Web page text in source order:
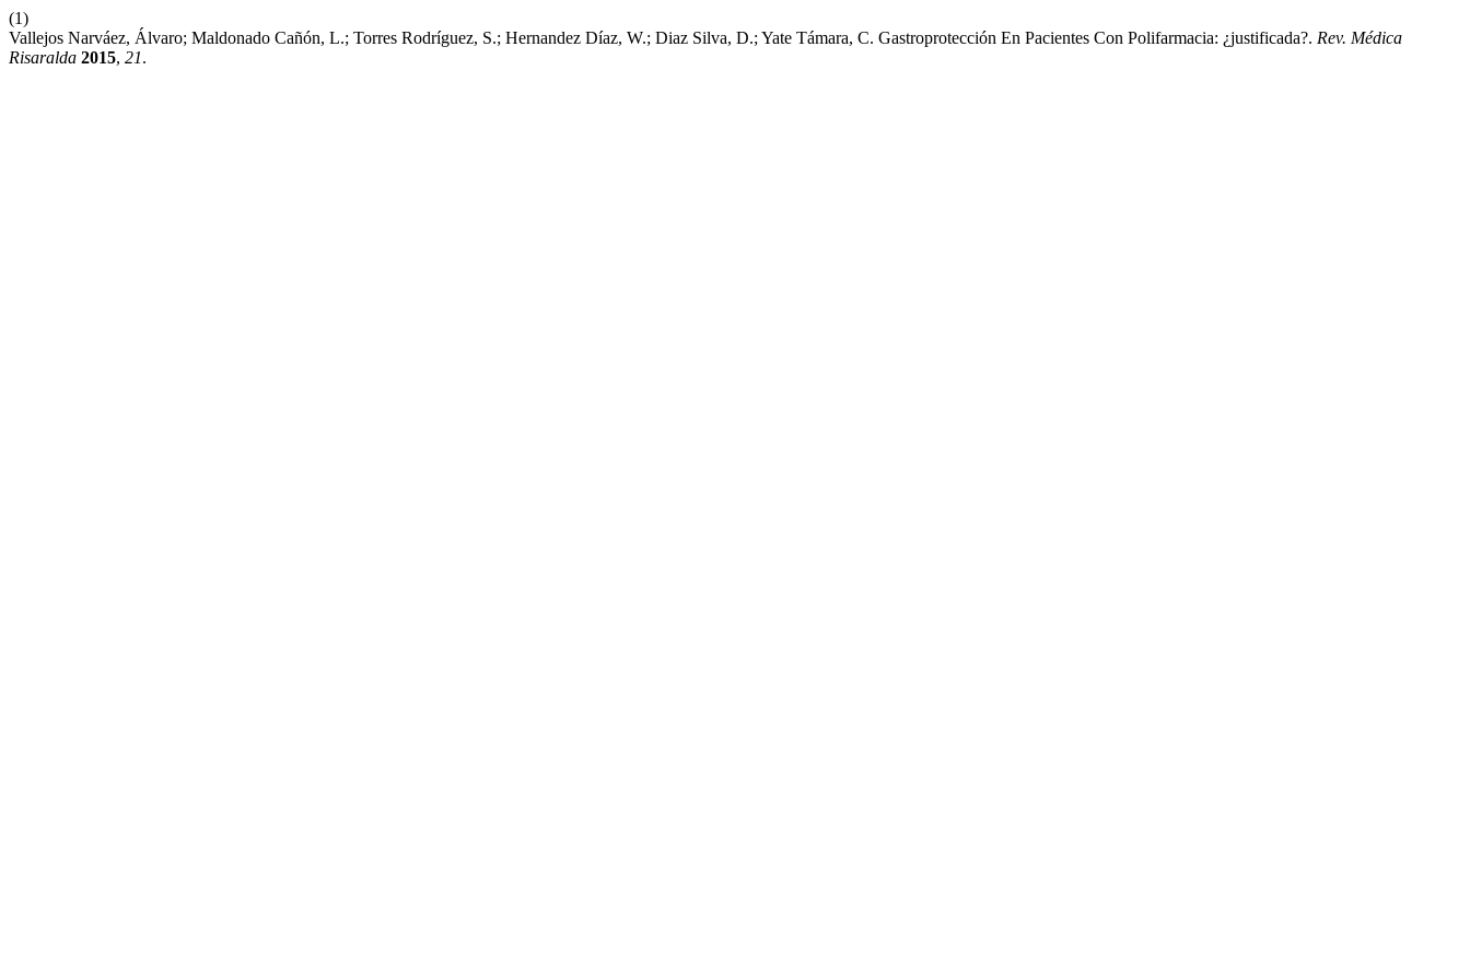
(1)
Vallejos Narváez, Álvaro; Maldonado Cañón, L.; Torres Rodríguez, S.; Hernandez Díaz, W.; Diaz Silva, D.; Yate Támara, C. Gastroprotección En Pacientes Con Polifarmacia: ¿justificada?. Rev. Médica
Risaralda 2015, 21.